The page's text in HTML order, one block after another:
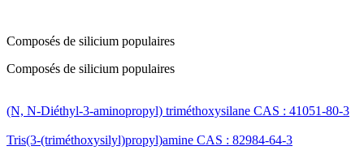
Composés de silicium populaires
Composés de silicium populaires
(N, N-Diéthyl-3-aminopropyl) triméthoxysilane CAS : 41051-80-3
Tris(3-(triméthoxysilyl)propyl)amine CAS : 82984-64-3